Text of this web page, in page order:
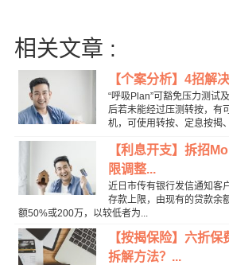
相关文章 :
【个案分析】4招解
“呼吸Plan”可豁免压力测试
后若未能经过压测转按，有
机，可使用转按、定息按揭
【利息开支】拆招
限调整...
近日市传有银行发信通知客
存款上限，由现有的贷款余
额50%或200万，以较低者为...
【按揭保险】六折
拆解方法？...